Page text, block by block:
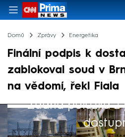
Domů Zprávy Energetika
Finální podpis k
zablokoval soud v
na vědomí, řekl Fiala
Žádná položka z